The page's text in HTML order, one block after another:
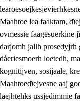
Dåaresthfaageles
Maahtoe lea faaktam,
ovmessie faagesuerkine
darjomh jallh prosedyjrh
dåeriesmoerh loetedh,
kognitijven, sosijaale,
Maahtoedïejvesne aaj
laejhtehks ussjedimmie